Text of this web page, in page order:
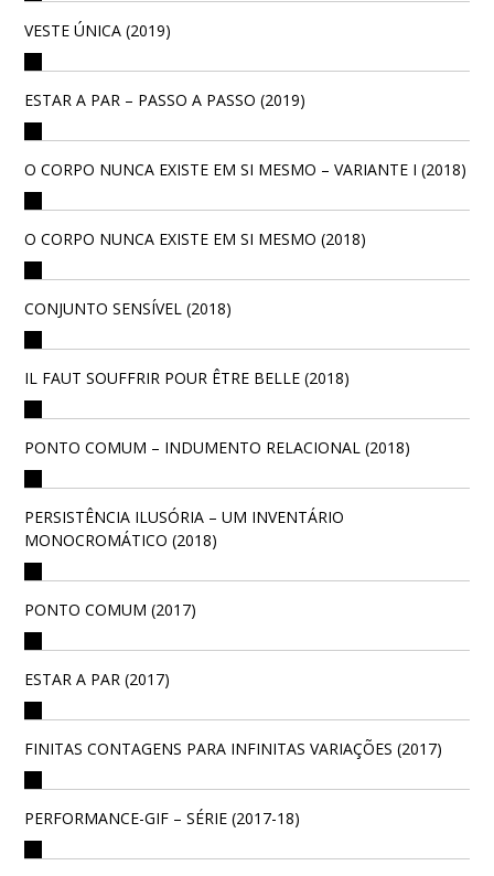
VESTE ÚNICA (2019)
ESTAR A PAR – PASSO A PASSO (2019)
O CORPO NUNCA EXISTE EM SI MESMO – VARIANTE I (2018)
O CORPO NUNCA EXISTE EM SI MESMO (2018)
CONJUNTO SENSÍVEL (2018)
IL FAUT SOUFFRIR POUR ÊTRE BELLE (2018)
PONTO COMUM – INDUMENTO RELACIONAL (2018)
PERSISTÊNCIA ILUSÓRIA – UM INVENTÁRIO
MONOCROMÁTICO (2018)
PONTO COMUM (2017)
ESTAR A PAR (2017)
FINITAS CONTAGENS PARA INFINITAS VARIAÇÕES (2017)
PERFORMANCE-GIF – SÉRIE (2017-18)